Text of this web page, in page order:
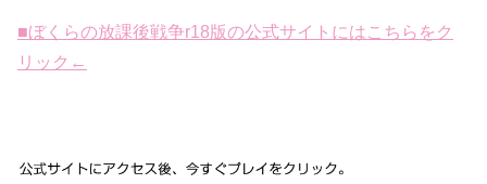
■ぼくらの放課後戦争r18版の公式サイトにはこちらをク
リック←